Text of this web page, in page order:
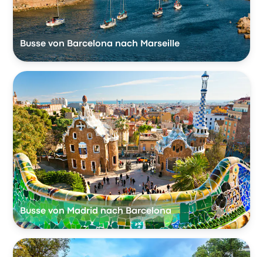
Busse von Barcelona nach Marseille
Busse von Madrid nach Barcelona